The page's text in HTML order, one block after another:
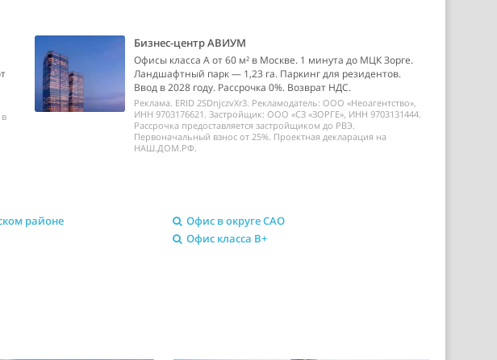
Бизнес-центр АВИУМ
Офисы класса А от 60 м² в Москве. 1 минута до МЦК Зорге.
Ландшафтный парк — 1,23 га. Паркинг для резидентов.
Ввод в 2028 году. Рассрочка 0%. Возврат НДС.
Реклама. ERID 2SDnjczvXr3. Рекламодатель: ООО «Неоагентство»,
ИНН 9703176621. Застройщик: ООО «СЗ «ЗОРГЕ», ИНН 9703131444.
Рассрочка предоставляется застройщиком до РВЭ.
Первоначальный взнос от 25%. Проектная декларация на
НАШ.ДОМ.РФ.
районе
Офис в округе САО
Офис класса B+